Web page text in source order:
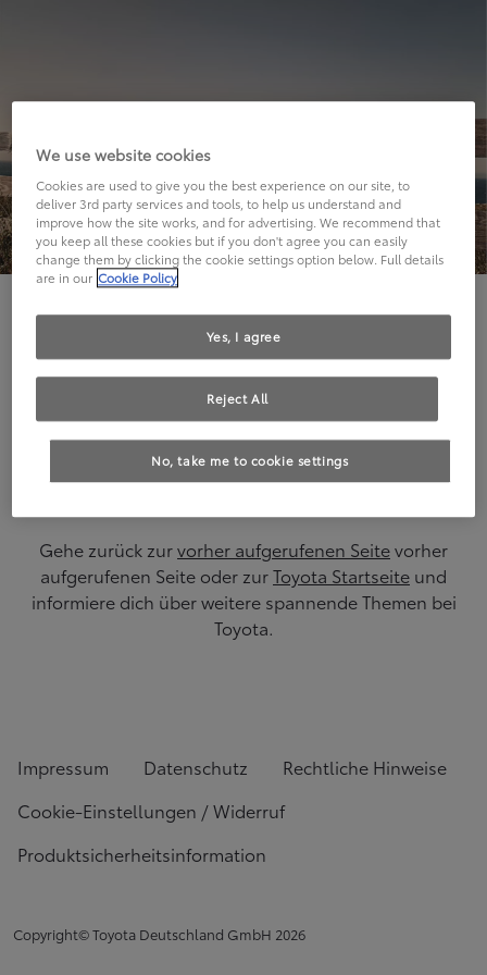
Hier geht's leider nicht weiter.
Die angeforderte Seite kann leider nicht gefunden
werden.
Gehe zurück zurvorher aufgerufenen Seitevorher
aufgerufenen Seite oder zurToyota Startseite und
informiere dich über weitere spannende Themen bei
Toyota.
Impressum Datenschutz
Rechtliche Hinweise
Cookie-Einstellungen / Widerruf
Produktsicherheitsinformation
Copyright© Toyota Deutschland GmbH 2026
We use website cookies
Cookies are used to give you the best experience on our site, to
deliver 3rd party services and tools, to help us understand and
improve how the site works, and for advertising. We recommend that
you keep all these cookies but if you don't agree you can easily
change them by clicking the cookie settings option below. Full details
are in our Cookie Policy
No, take me to cookie settings
Reject All
Yes, I agree